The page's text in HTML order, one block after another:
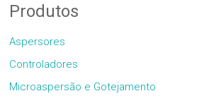
Produtos
Aspersores
Controladores
Microaspersão e Gotejamento